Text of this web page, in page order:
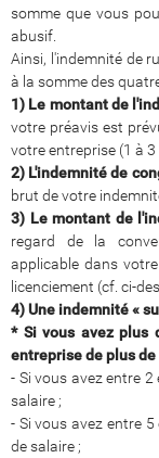
somme que vous
abusif.
Ainsi, l'indemnité de
à la somme des
1) Le montant de
votre préavis est
votre entreprise (1 à
2) L'indemnité de
brut de votre
3) Le montant de
regard de la
applicable dans
licenciement (cf. ci-
4) Une indemnité «
* Si vous avez plus
entreprise de plus
- Si vous avez entre
salaire ;
- Si vous avez entre
de salaire ;